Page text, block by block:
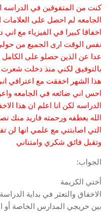
كنت من المتفوقين في الدراسه
الجامعه لم احصل على
اخفاقا كبيرا في الفيزياء مع
نفس الوقت ارى الجميع من
عدا عن الذين حصلو على الكامل
بالتوفيق لكني منذ دخلت شعرت
هذا الشهر اخفقت مع اعترافي
احس اني ضائعه في الجامعه
الدراسه لكن انا اعلم ان هذا
الله بعطفه ورحمته فاريد منك
التي اصابتني مع علمي انها لن
وتقبل فائق شكري وامتناني
الجواب:
أختي الكريمة
الاخفاق والتعثر في بداية
بين خريجي المدارس الخاصة أو